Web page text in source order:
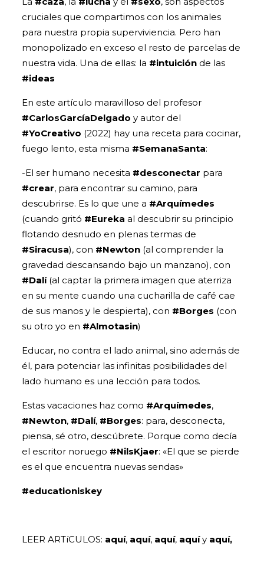
cruciales que compartimos con los animales
para nuestra propia superviviencia. Pero han
monopolizado en exceso el resto de parcelas de
nuestra vida. Una de ellas: la #intuición de las
#ideas
En este artículo maravilloso del profesor
#CarlosGarcíaDelgado y autor del
#YoCreativo (2022) hay una receta para cocinar,
fuego lento, esta misma #SemanaSanta:
-El ser humano necesita #desconectar para
#crear, para encontrar su camino, para
descubrirse. Es lo que une a #Arquímedes
(cuando gritó #Eureka al descubrir su principio
flotando desnudo en plenas termas de
#Siracusa), con #Newton (al comprender la
gravedad descansando bajo un manzano), con
#Dalí(al captar la primera imagen que aterriza
en su mente cuando una cucharilla de café cae
de sus manos y le despierta), con #Borges (con
su otro yo en #Almotasin)
Educar, no contra el lado animal, sino además de
él, para potenciar las infinitas posibilidades del
lado humano es una lección para todos.
Estas vacaciones haz como #Arquímedes,
#Newton, #Dalí, #Borges: para, desconecta,
piensa, sé otro, descúbrete. Porque como decía
el escritor noruego #NilsKjaer: «El que se pierde
es el que encuentra nuevas sendas»
#educationiskey
LEER ARTíCULOS: aquí, aquí, aquí, aquíy aquí,